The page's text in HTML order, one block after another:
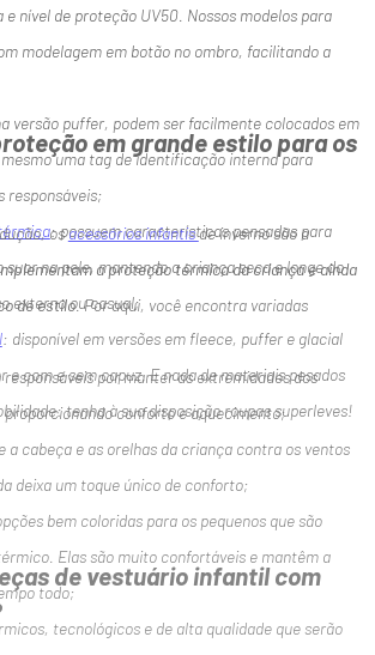
nível de proteção UV50. Nossos modelos para
modelagem em botão no ombro, facilitando a
versão puffer, podem ser facilmente colocados em
uma tag de identificação interna para
responsáveis;
: possuem características pensadas para
suor na pele, mantendo a criança seca e longe do
externo ou casual;
: disponível em versões em fleece, puffer e glacial
e com e sem capuz. E nada de materiais pesados
tenha à sua disposição roupas superleves!
em grande estilo para os
osacessórios infantisde inverno são a
a proteção térmica da criança e ainda
de estilo. Por aqui, você encontra variadas
por manter as extremidades dos
proporcionando conforto e aquecimento;
a cabeça e as orelhas da criança contra os ventos
deixa um toque único de conforto;
bem coloridas para os pequenos que são
Elas são muito confortáveis e mantêm a
todo;
tecnológicos e de alta qualidade que serão
de vestuário infantil com